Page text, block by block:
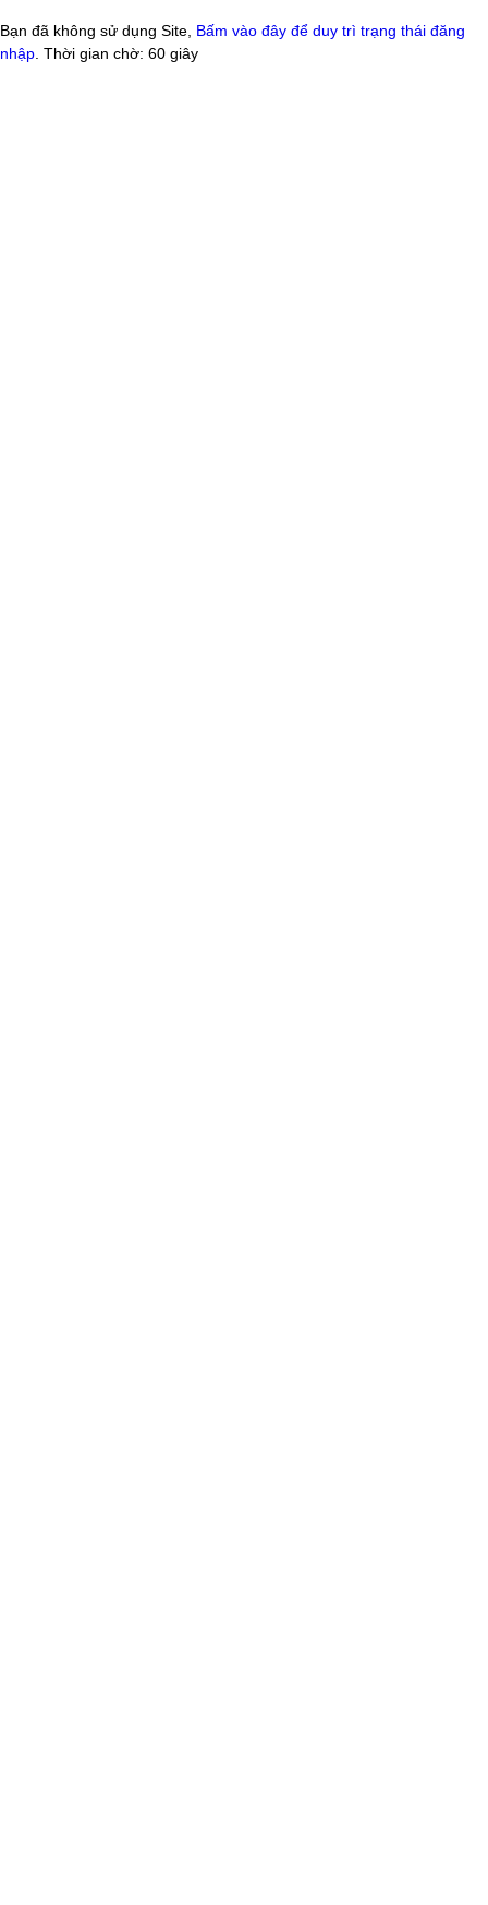
Bạn đã không sử dụng Site, Bấm vào đây để duy trì trạng thái đăng
nhập . Thời gian chờ: 60 giây